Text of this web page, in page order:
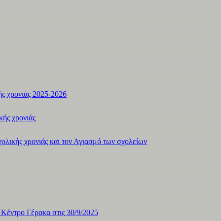
χρονιάς 2025-2026
χρονιάς
χρονιάς και τον Αγιασμό των σχολείων
Γέρακα στις 30/9/2025